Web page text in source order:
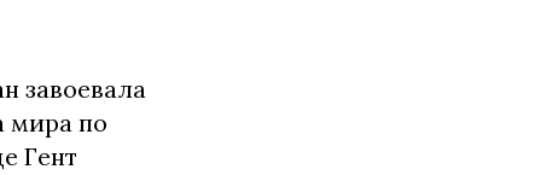
завоевала
мира по
Гент